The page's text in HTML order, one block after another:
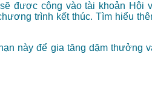
được cộng vào tài khoản Hội
trình kết thúc. Tìm hiểu
này để gia tăng dặm thưởng